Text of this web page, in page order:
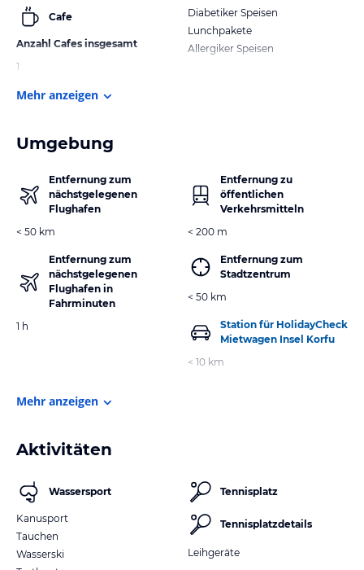
Cafe
Anzahl Cafes insgesamt
1
Diabetiker Speisen
Lunchpakete
Allergiker Speisen
Mehr anzeigen
Umgebung
Entfernung zum
nächstgelegenen
Flughafen
< 50 km
Entfernung zum
nächstgelegenen
Flughafen in
Fahrminuten
1 h
Entfernung zu
öffentlichen
Verkehrsmitteln
< 200 m
Entfernung zum
Stadtzentrum
< 50 km
Station für HolidayCheck
Mietwagen Insel Korfu
< 10 km
Mehr anzeigen
Aktivitäten
Wassersport
Kanusport
Tauchen
Wasserski
Tennisplatz
Tennisplatzdetails
Leihgeräte